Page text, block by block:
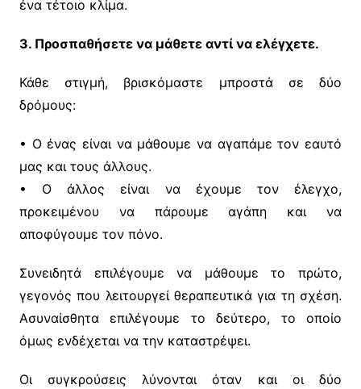
ένα τέτοιο κλίμα.
3. Προσπαθήσετε να μάθετε αντί να ελέγχετε.
Κάθε στιγμή, βρισκόμαστε μπροστά σε δύο
δρόμους:
• Ο ένας είναι να μάθουμε να αγαπάμε τον εαυτό
μας και τους άλλους.
• Ο άλλος είναι να έχουμε τον έλεγχο,
προκειμένου να πάρουμε αγάπη και να
αποφύγουμε τον πόνο.
Συνειδητά επιλέγουμε να μάθουμε το πρώτο,
γεγονός που λειτουργεί θεραπευτικά για τη σχέση.
Ασυναίσθητα επιλέγουμε το δεύτερο, το οποίο
όμως ενδέχεται να την καταστρέψει.
Οι συγκρούσεις λύνονται όταν και οι δύο